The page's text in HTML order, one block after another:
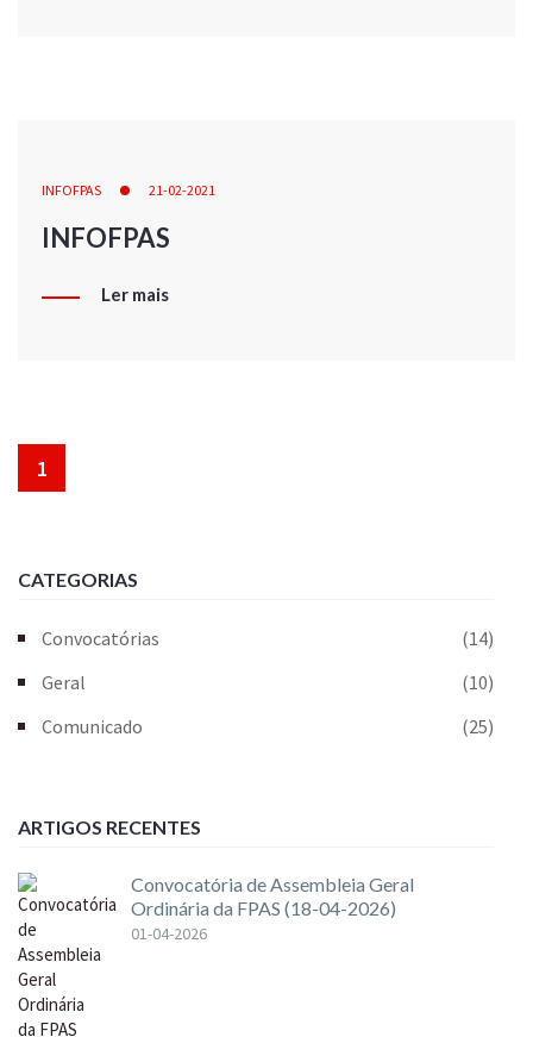
INFOFPAS 21-02-2021
INFOFPAS
Ler mais
1
CATEGORIAS
Convocatórias
(14)
Geral
(10)
Comunicado
(25)
ARTIGOS RECENTES
Convocatória de Assembleia Geral
Ordinária da FPAS (18-04-2026)
01-04-2026